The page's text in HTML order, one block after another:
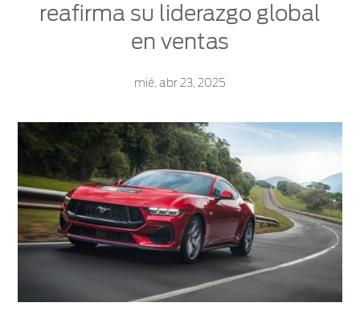
Solicitar
cotización
Vehículos
Oportunidades
Posventa
Propietarios
Ford
Mis
Experiencias
Ford
Servicios
Ford
Posventa
Programa de
mantenimiento
Repuestos
y
Accesorios
sesión
Iniciar
sesión
Crea
tu
cuenta
reafirma su liderazgo global
en ventas
mié, abr 23, 2025